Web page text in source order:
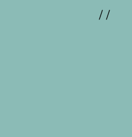
/ /